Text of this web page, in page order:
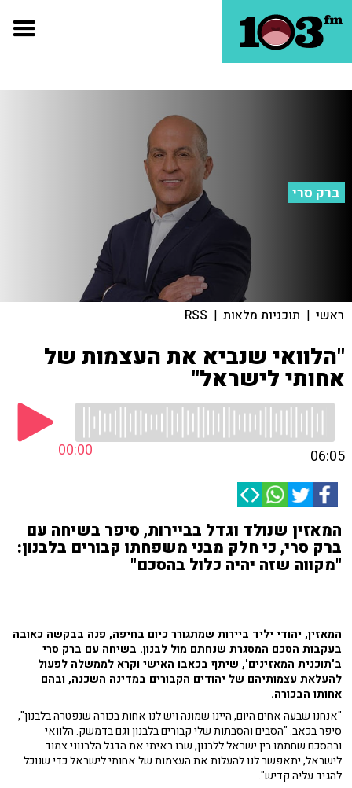
ברק סרי
ראשי | תוכניות מלאות |
RSS
"הלוואי שנביא את העצמות של
אחותי לישראל"
00:00 06:05
המאזין שנולד וגדל בביירות, סיפר בשיחה עם
ברק סרי, כי חלק מבני משפחתו קבורים בלבנון:
"מקווה שזה יהיה כלול בהסכם"
המאזין, יהודי יליד ביירות שמתגורר כיום בחיפה, פנה בבקשה כאובה
בעקבות הסכם המסגרת שנחתם מול לבנון. בשיחה עם ברק סרי
ב'תוכנית המאזינים', שיתף בכאבו האישי וקרא לממשלה לפעול
להעלאת עצמותיהם של יהודים הקבורים במדינה השכנה, ובהם
אחותו הבכורה.
"אנחנו שבעה אחים היום, היינו שמונה ויש לנו אחות בכורה שנפטרה בלבנון",
סיפר בכאב. "הסבים והסבתות שלי קבורים בלבנון וגם בדמשק. הלוואי
ובהסכם שחתמו בין ישראל ללבנון, שבו ראיתי את הדגל הלבנוני צמוד
לישראל, יתאפשר לנו להעלות את העצמות של אחותי לישראל כדי שנוכל
להגיד עליה קדיש".